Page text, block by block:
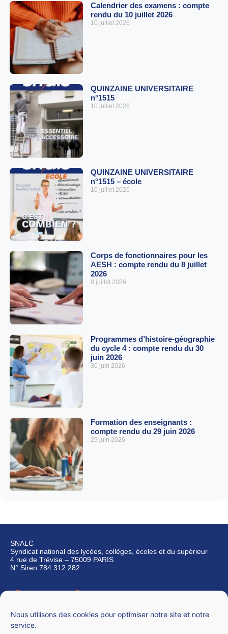
Nous utilisons des cookies pour optimiser notre site et notre
service.
Calendrier des examens : compte
rendu du 10 juillet 2026
10 juillet 2026
QUINZAINE UNIVERSITAIRE
n°1515
10 juillet 2026
QUINZAINE UNIVERSITAIRE
n°1515 – école
10 juillet 2026
Corps de fonctionnaires pour les
AESH : compte rendu du 8 juillet
2026
8 juillet 2026
Programmes d’histoire-géographie
du cycle 4 : compte rendu du 30
juin 2026
30 juin 2026
Formation des enseignants :
compte rendu du 29 juin 2026
29 juin 2026
SNALC
Syndicat national des lycées, collèges, écoles et du supérieur
4 rue de Trévise – 75009 PARIS
N° Siren 784 312 282
Qui sommes-nous ?